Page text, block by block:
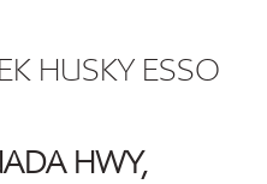
HUSKY ESSO
HWY,